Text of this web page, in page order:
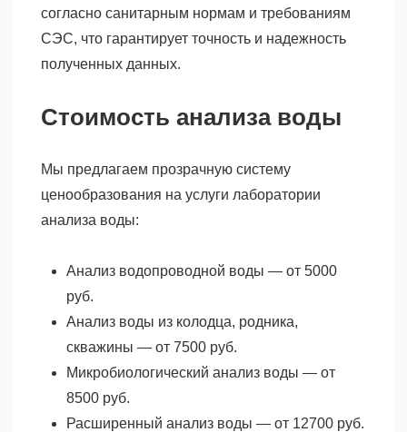
согласно санитарным нормам и требованиям
СЭС, что гарантирует точность и надежность
полученных данных.
Стоимость анализа воды
Мы предлагаем прозрачную систему
ценообразования на услуги лаборатории
анализа воды:
Анализ водопроводной воды — от 5000
руб.
Анализ воды из колодца, родника,
скважины — от 7500 руб.
Микробиологический анализ воды — от
8500 руб.
Расширенный анализ воды — от 12700 руб.